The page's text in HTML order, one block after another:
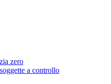
zero
a controllo